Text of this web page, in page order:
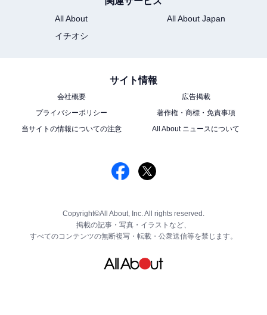
All About
All About Japan
イチオシ
サイト情報
会社概要
広告掲載
プライバシーポリシー
著作権・商標・免責事項
当サイトの情報についての注意
All About ニュースについて
Copyright©All About, Inc. All rights reserved.
掲載の記事・写真・イラストなど、
すべてのコンテンツの無断複写・転載・公衆送信等を禁じます。